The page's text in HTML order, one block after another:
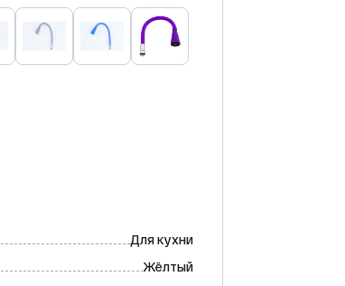
Для кухни
Жёлтый